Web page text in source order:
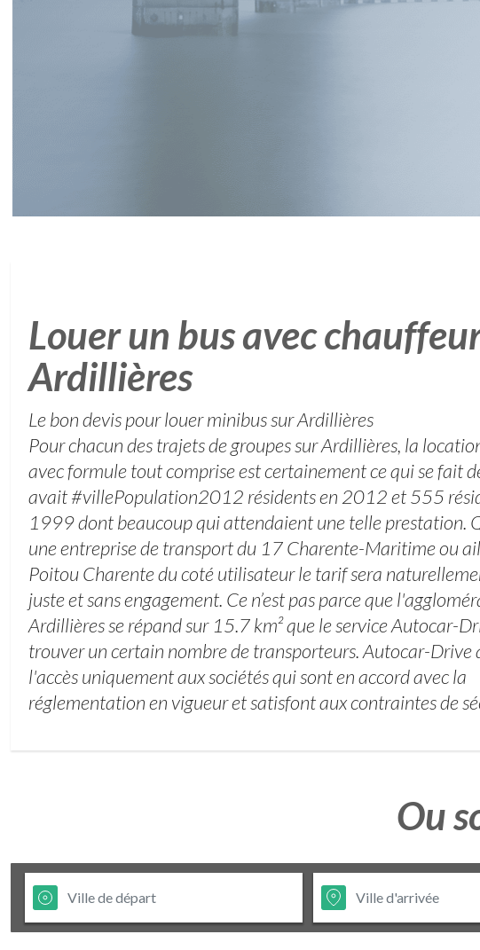
Louer un bus avec
Ardillières
Le bon devis pour louer minibus sur Ardillières
Pour chacun des trajets de groupes sur Ardillières, la
avec formule tout comprise est certainement ce qui se fait
avait #villePopulation2012 résidents en 2012 et 555
1999 dont beaucoup qui attendaient une telle prestation.
une entreprise de transport du 17 Charente-Maritime ou
Poitou Charente du coté utilisateur le tarif sera
juste et sans engagement. Ce n’est pas parce que
Ardillières se répand sur 15.7 km² que le service Autocar-
trouver un certain nombre de transporteurs. Autocar-Drive
l'accès uniquement aux sociétés qui sont en accord avec la
réglementation en vigueur et satisfont aux contraintes de
Ou